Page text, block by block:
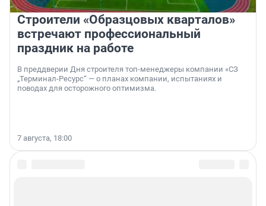
Строители «Образцовых кварталов»
встречают профессиональный
праздник на работе
В преддверии Дня строителя топ-менеджеры компании «СЗ
„Терминал-Ресурс“ — о планах компании, испытаниях и
поводах для осторожного оптимизма.
7 августа, 18:00